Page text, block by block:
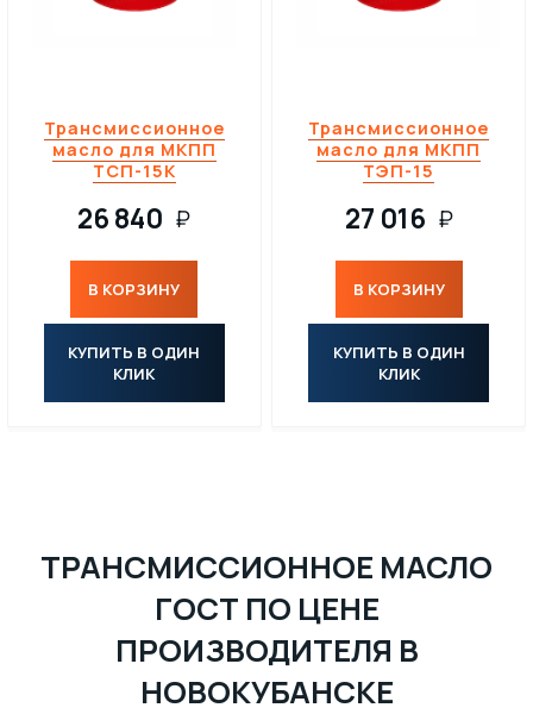
Трансмиссионное
масло для МКПП
ТСП-15К
26 840 ₽
В КОРЗИНУ
КУПИТЬ В ОДИН
КЛИК
Трансмиссионное
масло для МКПП
ТЭП-15
27 016 ₽
В КОРЗИНУ
КУПИТЬ В ОДИН
КЛИК
ТРАНСМИССИОННОЕ МАСЛО
ГОСТ ПО ЦЕНЕ
ПРОИЗВОДИТЕЛЯ В
НОВОКУБАНСКЕ